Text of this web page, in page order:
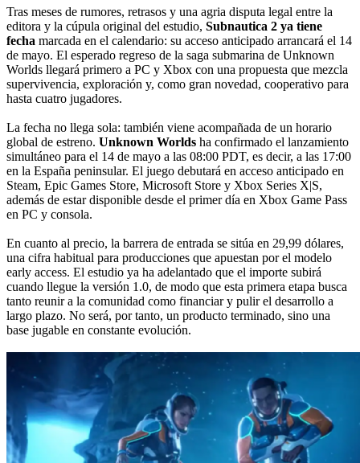
Tras meses de rumores, retrasos y una agria disputa legal entre la
editora y la cúpula original del estudio, Subnautica 2 ya tiene
fecha marcada en el calendario: su acceso anticipado arrancará el 14
de mayo. El esperado regreso de la saga submarina de Unknown
Worlds llegará primero a PC y Xbox con una propuesta que mezcla
supervivencia, exploración y, como gran novedad, cooperativo para
hasta cuatro jugadores.
La fecha no llega sola: también viene acompañada de un horario
global de estreno. Unknown Worlds ha confirmado el lanzamiento
simultáneo para el 14 de mayo a las 08:00 PDT, es decir, a las 17:00
en la España peninsular. El juego debutará en acceso anticipado en
Steam, Epic Games Store, Microsoft Store y Xbox Series X|S,
además de estar disponible desde el primer día en Xbox Game Pass
en PC y consola.
En cuanto al precio, la barrera de entrada se sitúa en 29,99 dólares,
una cifra habitual para producciones que apuestan por el modelo
early access. El estudio ya ha adelantado que el importe subirá
cuando llegue la versión 1.0, de modo que esta primera etapa busca
tanto reunir a la comunidad como financiar y pulir el desarrollo a
largo plazo. No será, por tanto, un producto terminado, sino una
base jugable en constante evolución.